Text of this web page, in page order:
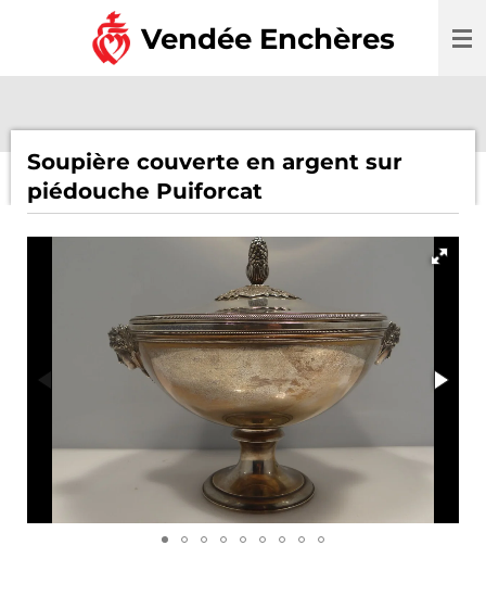
Vendée Enchères
Soupière couverte en argent sur
piédouche Puiforcat